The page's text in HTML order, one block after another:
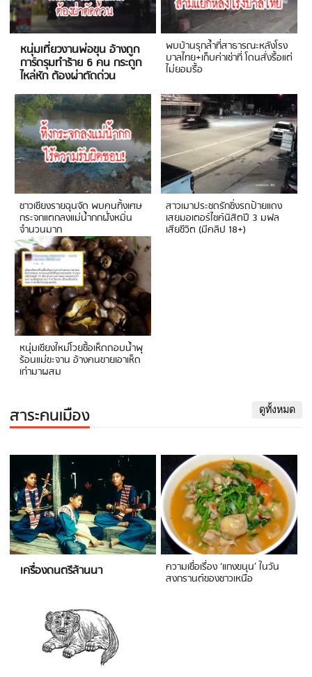
หนุ่มเที่ยวงานพ่อขุน อ้างถูก
การ์ดรุมทำร้าย 6 คน กระดูก
ไหล่หัก ต้องผ่าตัดด่วน
พบบ้านรุกล้ำที่สาธารณะหลังโรง
บาลไทย+เก็บค่าเช่าที่ โดนสั่งรื้อแต่
ไม่ยอมรื้อ
ชาวเชียงรายฉุนจัด พบคนทิ้งเศษ
กระจกแตกลงแม่น้ำกกฝั่งหมิ่น
จำนวนมาก
สาวเมาประชดรักซิ่งรถป้ายแดง
เสยมอเตอร์ไซค์นิสิตปี 3 มฟล
เสียชีวิต (มีคลิป 18+)
หนุ่มเชียงใหม่โวยซื้อเห็ดถอบน้ำพุ
ร้อนแม่ขะจาน อ้างคนขายเอาเห็ด
เก่ามาผสม
สาระคนเมือง ดูทั้งหมด
เครื่องดนตรีล้านนา ความเชื่อเรื่อง ‘แกงขนุน’ ในวัน
สงกรานต์ของชาวเหนือ